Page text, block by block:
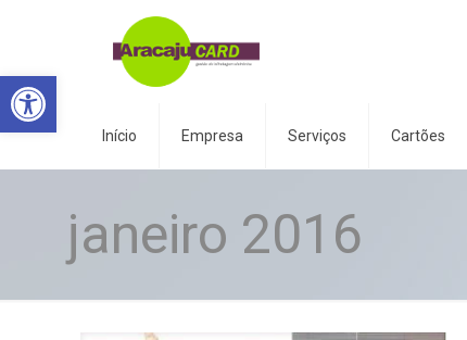
Abrir a barra de ferramentas
Início Empresa Serviços Cartões
janeiro 2016